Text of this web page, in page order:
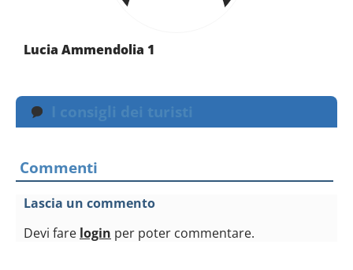
Lucia Ammendolia 1
I consigli dei turisti
Commenti
Lascia un commento
Devi fare login per poter commentare.